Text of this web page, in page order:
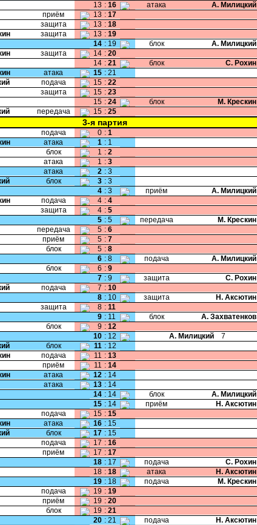
13 : 16 атака А. Милицкий
приём 13 : 17
защита 13 : 18
защита 13 : 19
14 : 19 блок А. Милицкий
защита 14 : 20
14 : 21 блок С. Рохин
атака 15 : 21
подача 15 : 22
защита 15 : 23
15 : 24 блок М. Крескин
передача 15 : 25
3-я партия
подача 0 : 1
атака 1 : 1
блок 1 : 2
атака 1 : 3
атака 2 : 3
блок 3 : 3
4 : 3 приём А. Милицкий
подача 4 : 4
защита 4 : 5
5 : 5 передача М. Крескин
передача 5 : 6
приём 5 : 7
блок 5 : 8
6 : 8 подача А. Милицкий
блок 6 : 9
7 : 9 защита С. Рохин
подача 7 : 10
8 : 10 защита Н. Аксютин
защита 8 : 11
9 : 11 блок А. Захватенков
блок 9 : 12
10 : 12 А. Милицкий
7
блок 11 : 12
подача 11 : 13
приём 11 : 14
атака 12 : 14
атака 13 : 14
14 : 14 блок А. Милицкий
15 : 14 приём Н. Аксютин
подача 15 : 15
атака 16 : 15
блок 17 : 15
подача 17 : 16
приём 17 : 17
18 : 17 подача С. Рохин
18 : 18 атака Н. Аксютин
19 : 18 подача М. Крескин
подача 19 : 19
приём 19 : 20
блок 19 : 21
20 : 21 подача Н. Аксютин